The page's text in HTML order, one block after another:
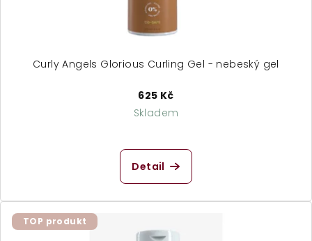
Curly Angels Glorious Curling Gel - nebeský gel
625 Kč
Skladem
hodnocení
produktu
z
hvězdiček.
Detail
TOP produkt